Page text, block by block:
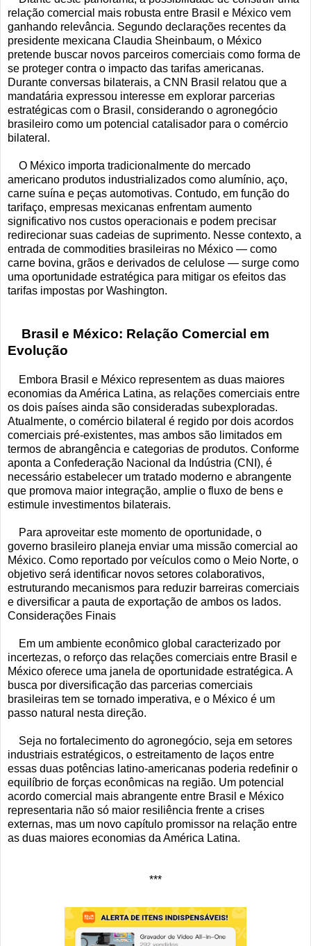
relação comercial mais robusta entre Brasil e México vem
ganhando relevância. Segundo declarações recentes da
presidente mexicana Claudia Sheinbaum, o México
pretende buscar novos parceiros comerciais como forma de
se proteger contra o impacto das tarifas americanas.
Durante conversas bilaterais, a CNN Brasil relatou que a
mandatária expressou interesse em explorar parcerias
estratégicas com o Brasil, considerando o agronegócio
brasileiro como um potencial catalisador para o comércio
bilateral.
O México importa tradicionalmente do mercado
americano produtos industrializados como alumínio, aço,
carne suína e peças automotivas. Contudo, em função do
tarifaço, empresas mexicanas enfrentam aumento
significativo nos custos operacionais e podem precisar
redirecionar suas cadeias de suprimento. Nesse contexto, a
entrada de commodities brasileiras no México — como
carne bovina, grãos e derivados de celulose — surge como
uma oportunidade estratégica para mitigar os efeitos das
tarifas impostas por Washington.
Brasil e México: Relação Comercial em
Evolução
Embora Brasil e México representem as duas maiores
economias da América Latina, as relações comerciais entre
os dois países ainda são consideradas subexploradas.
Atualmente, o comércio bilateral é regido por dois acordos
comerciais pré-existentes, mas ambos são limitados em
termos de abrangência e categorias de produtos. Conforme
aponta a Confederação Nacional da Indústria (CNI), é
necessário estabelecer um tratado moderno e abrangente
que promova maior integração, amplie o fluxo de bens e
estimule investimentos bilaterais.
Para aproveitar este momento de oportunidade, o
governo brasileiro planeja enviar uma missão comercial ao
México. Como reportado por veículos como o Meio Norte, o
objetivo será identificar novos setores colaborativos,
estruturando mecanismos para reduzir barreiras comerciais
e diversificar a pauta de exportação de ambos os lados.
Considerações Finais
Em um ambiente econômico global caracterizado por
incertezas, o reforço das relações comerciais entre Brasil e
México oferece uma janela de oportunidade estratégica. A
busca por diversificação das parcerias comerciais
brasileiras tem se tornado imperativa, e o México é um
passo natural nesta direção.
Seja no fortalecimento do agronegócio, seja em setores
industriais estratégicos, o estreitamento de laços entre
essas duas potências latino-americanas poderia redefinir o
equilíbrio de forças econômicas na região. Um potencial
acordo comercial mais abrangente entre Brasil e México
representaria não só maior resiliência frente a crises
externas, mas um novo capítulo promissor na relação entre
as duas maiores economias da América Latina.
***